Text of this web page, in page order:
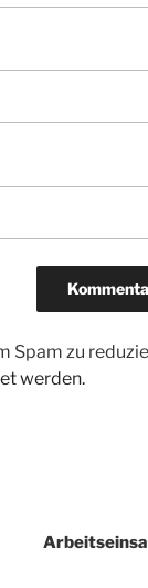
Spam zu
werden.